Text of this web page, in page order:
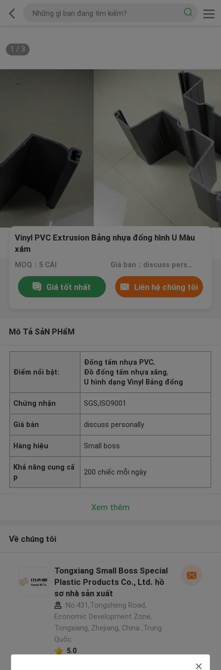
1 / 3
Vinyl PVC Extrusion Bảng nhựa đống hình U Màu
xám
MOQ：5 CÁI Giá bán：discuss personally
Giá tốt nhất Liên hệ chúng tôi
Mô Tả SảN PHẩM
Điểm nổi bật:
Đống tấm nhựa PVC,
Đồ đống tấm nhựa xăng,
U hình dạng Vinyl Bảng đống
Chứng nhận SGS,ISO9001
Giá bán discuss personally
Hàng hiệu Small boss
Khả năng cung cấ
p
200 chiếc mỗi ngày
Xem thêm
Về chúng tôi
Tongxiang Small Boss Special
Plastic Products Co., Ltd. hồ
sơ nhà sản xuất
No.431,Tongsheng Road,
Economic Development Zone,
Tongxiang, Zhejiang, China ,Trung
Quốc
5.0